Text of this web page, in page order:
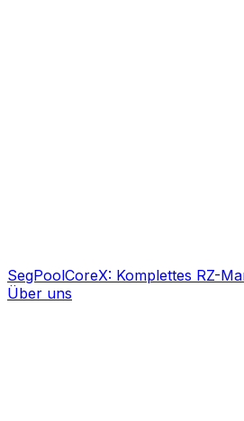
SegPoolCoreX: Komplettes RZ-
Über uns